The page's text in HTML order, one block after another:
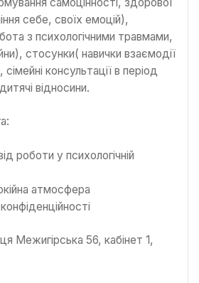
себе, своїх емоцій),
з психологічними травмами,
стосунки( навички взаємодії
сімейні консультації в період
відносини.
роботи у психологічній
атмосфера
Межигірська 56, кабінет 1,